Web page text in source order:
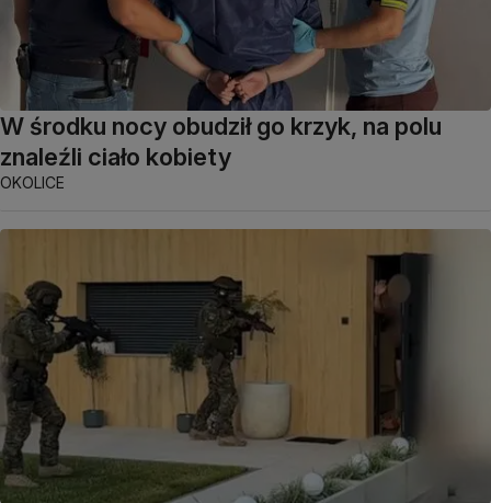
W środku nocy obudził go krzyk, na polu
znaleźli ciało kobiety
OKOLICE